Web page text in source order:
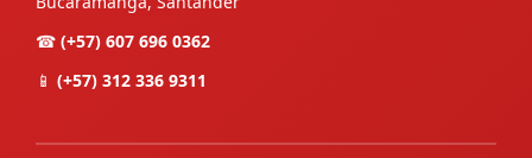
☎ (+57) 607 696 0362
📱 (+57) 312 336 9311